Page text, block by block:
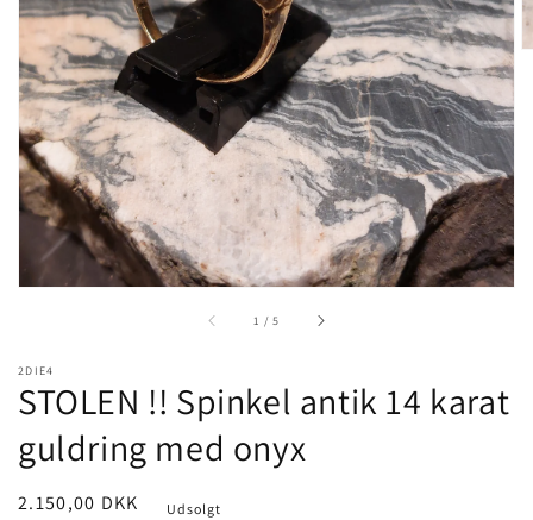
Open
media
1
in
gallery
view
1 /of
5
2DIE4
STOLEN !! Spinkel antik 14 karat
guldring med onyx
Pris
2.150,00 DKK Udsolgt